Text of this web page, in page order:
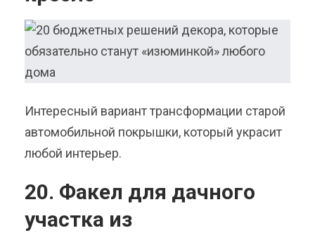
Интересный вариант трансформации старой
автомобильной покрышки, который украсит
любой интерьер.
20. Факел для дачного
участка из